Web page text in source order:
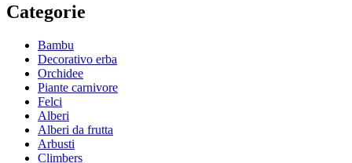
Categorie
Bambu
Decorativo erba
Orchidee
Piante carnivore
Felci
Alberi
Alberi da frutta
Arbusti
Climbers